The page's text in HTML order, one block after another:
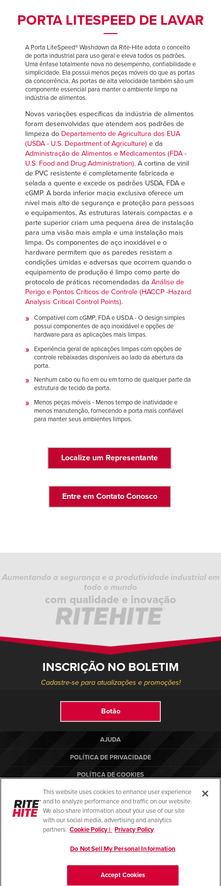
Italiano
ASIA PACIFIC
English
中文
MIDDLE EAST/AFRICA
English
Italiano
ASIA PACIFIC
English
中文
MIDDLE EAST/AFRICA
English
ENCONTRAR UM REPRESENTANTE
PORTA LITESPEED DE LAVAR
A Porta LiteSpeed® Washdown da Rite-Hite adota o conceito
de porta industrial para uso geral e eleva todos os padrões.
Uma ênfase totalmente nova no desempenho, confiabilidade e
simplicidade. Ela possui menos peças móveis do que as portas
da concorrência. As portas de alta velocidade também são um
componente essencial para manter o ambiente limpo na
indústria de alimentos.
Novas variações específicas da indústria de alimentos
foram desenvolvidas que atendem aos padrões de
limpeza do Departamento de Agricultura dos EUA
(USDA - U.S. Department of Agriculture) e da
Administração de Alimentos e Medicamentos (FDA -
U.S. Food and Drug Administration). A cortina de vinil
de PVC resistente é completamente fabricada e
selada a quente e excede os padrões USDA, FDA e
cGMP. A borda inferior macia exclusiva oferece um
nível mais alto de segurança e proteção para pessoas
e equipamentos. As estruturas laterais compactas e a
parte superior criam uma pequena área de instalação
para uma visão mais ampla e uma instalação mais
limpa. Os componentes de aço inoxidável e o
hardware permitem que as paredes resistam a
condições úmidas e adversas que ocorrem quando o
equipamento de produção é limpo como parte do
protocolo de práticas recomendadas da Análise de
Perigo e Pontos Críticos de Controle (HACCP -Hazard
Analysis Critical Control Points).
Compatível com cGMP, FDA e USDA - O design simples
possui componentes de aço inoxidável e opções de
hardware para as aplicações mais limpas.
Experiência geral de aplicações limpas com opções de
controle rebaixadas disponíveis ao lado da abertura da
porta.
Nenhum cabo ou fio em ou em torno de qualquer parte da
estrutura de tecido da porta.
Menos peças móveis - Menos tempo de inatividade e
menos manutenção, fornecendo a porta mais confiável
para manter seus ambientes limpos.
Localize um Representante
Entre em Contato Conosco
Aumentando a segurança e a produtividade industrial em
todo o mundo
com qualidade e inovação
INSCRIÇÃO NO BOLETIM
Cadastre-se para atualizações e promoções!
Botão
AJUDA
POLÍTICA DE PRIVACIDADE
POLÍTICA DE COOKIES
TERMOS DE USO
NORMAS DE CONFORMIDADE
This website uses cookies to enhance user experience
and to analyze performance and traffic on our website.
We also share information about your use of our site
with our social media, advertising and analytics
partners. Cookie Policy | Privacy Policy
Do Not Sell My Personal Information
Accept Cookies